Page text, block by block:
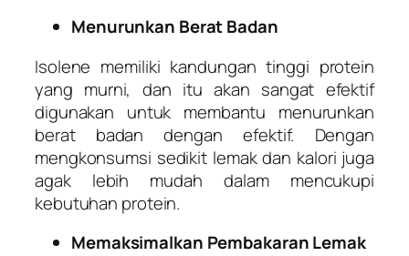
Menurunkan Berat Badan
Isolene memiliki kandungan tinggi protein
yang murni, dan itu akan sangat efektif
digunakan untuk membantu menurunkan
berat badan dengan efektif. Dengan
mengkonsumsi sedikit lemak dan kalori juga
agak lebih mudah dalam mencukupi
kebutuhan protein.
Memaksimalkan Pembakaran Lemak